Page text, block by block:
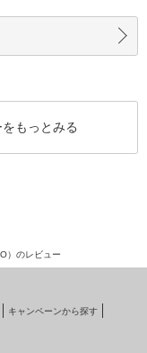
もっとみる
）のレビュー
キャンペーンから探す